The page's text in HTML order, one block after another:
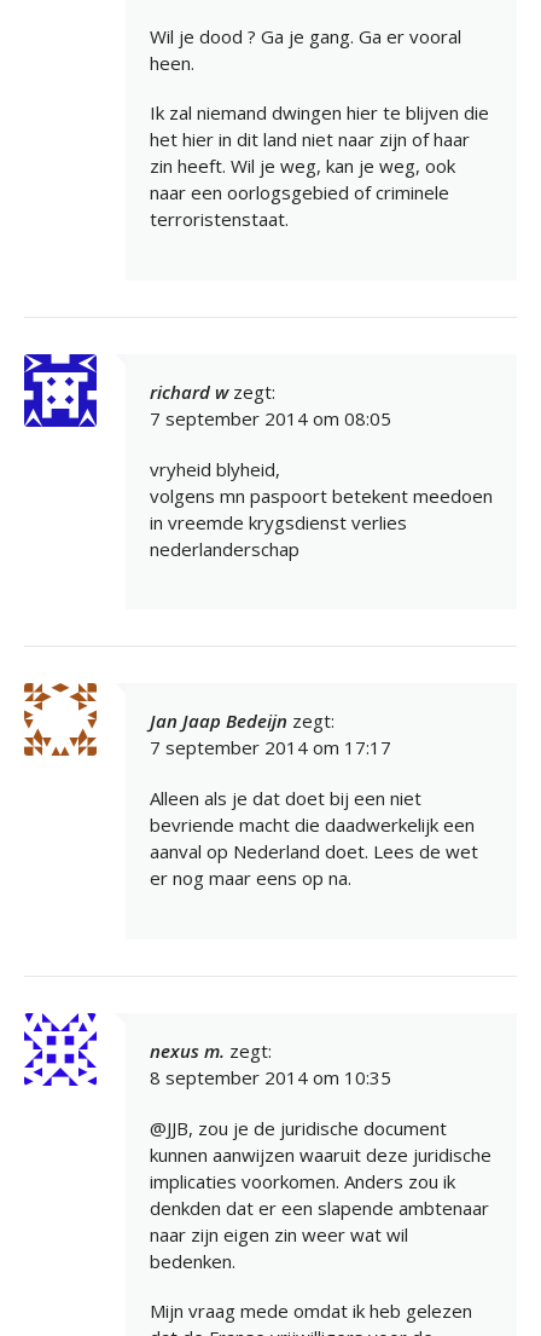
Wil je dood ? Ga je gang. Ga er vooral
heen.
Ik zal niemand dwingen hier te blijven die
het hier in dit land niet naar zijn of haar
zin heeft. Wil je weg, kan je weg, ook
naar een oorlogsgebied of criminele
terroristenstaat.
richard w zegt:
7 september 2014 om 08:05
vryheid blyheid,
volgens mn paspoort betekent meedoen
in vreemde krygsdienst verlies
nederlanderschap
Jan Jaap Bedeijn zegt:
7 september 2014 om 17:17
Alleen als je dat doet bij een niet
bevriende macht die daadwerkelijk een
aanval op Nederland doet. Lees de wet
er nog maar eens op na.
nexus m. zegt:
8 september 2014 om 10:35
@JJB, zou je de juridische document
kunnen aanwijzen waaruit deze juridische
implicaties voorkomen. Anders zou ik
denkden dat er een slapende ambtenaar
naar zijn eigen zin weer wat wil
bedenken.
Mijn vraag mede omdat ik heb gelezen